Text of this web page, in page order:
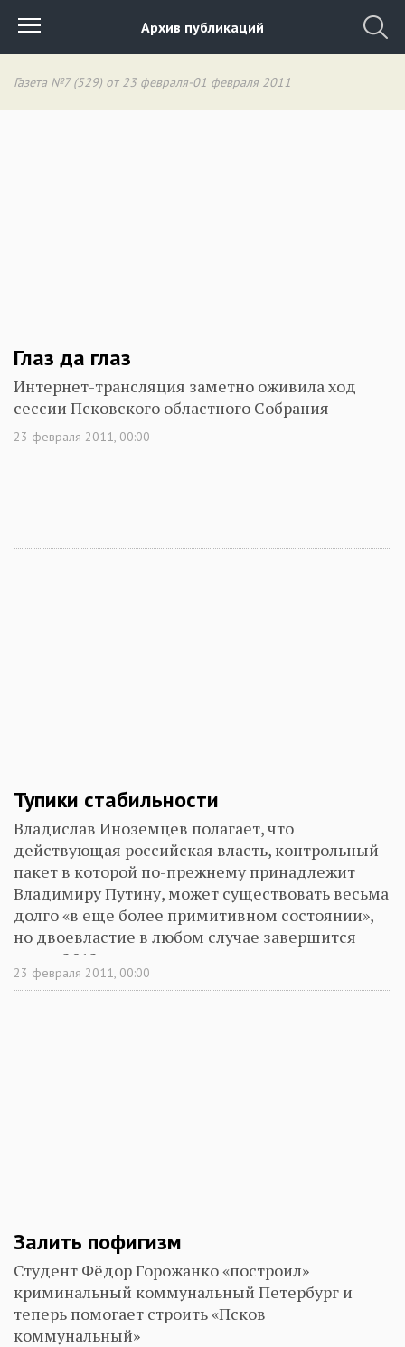
Архив публикаций
Газета №7 (529) от 23 февраля-01 февраля 2011
Глаз да глаз
Интернет-трансляция заметно оживила ход
сессии Псковского областного Собрания
23 февраля 2011, 00:00
Тупики стабильности
Владислав Иноземцев полагает, что
действующая российская власть, контрольный
пакет в которой по-прежнему принадлежит
Владимиру Путину, может существовать весьма
долго «в еще более примитивном состоянии»,
но двоевластие в любом случае завершится
после 2012 года
23 февраля 2011, 00:00
Залить пофигизм
Студент Фёдор Горожанко «построил»
криминальный коммунальный Петербург и
теперь помогает строить «Псков
коммунальный»